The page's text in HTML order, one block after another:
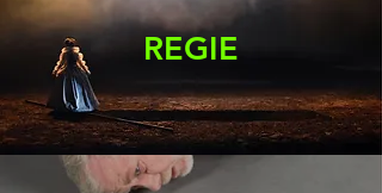
REGIE